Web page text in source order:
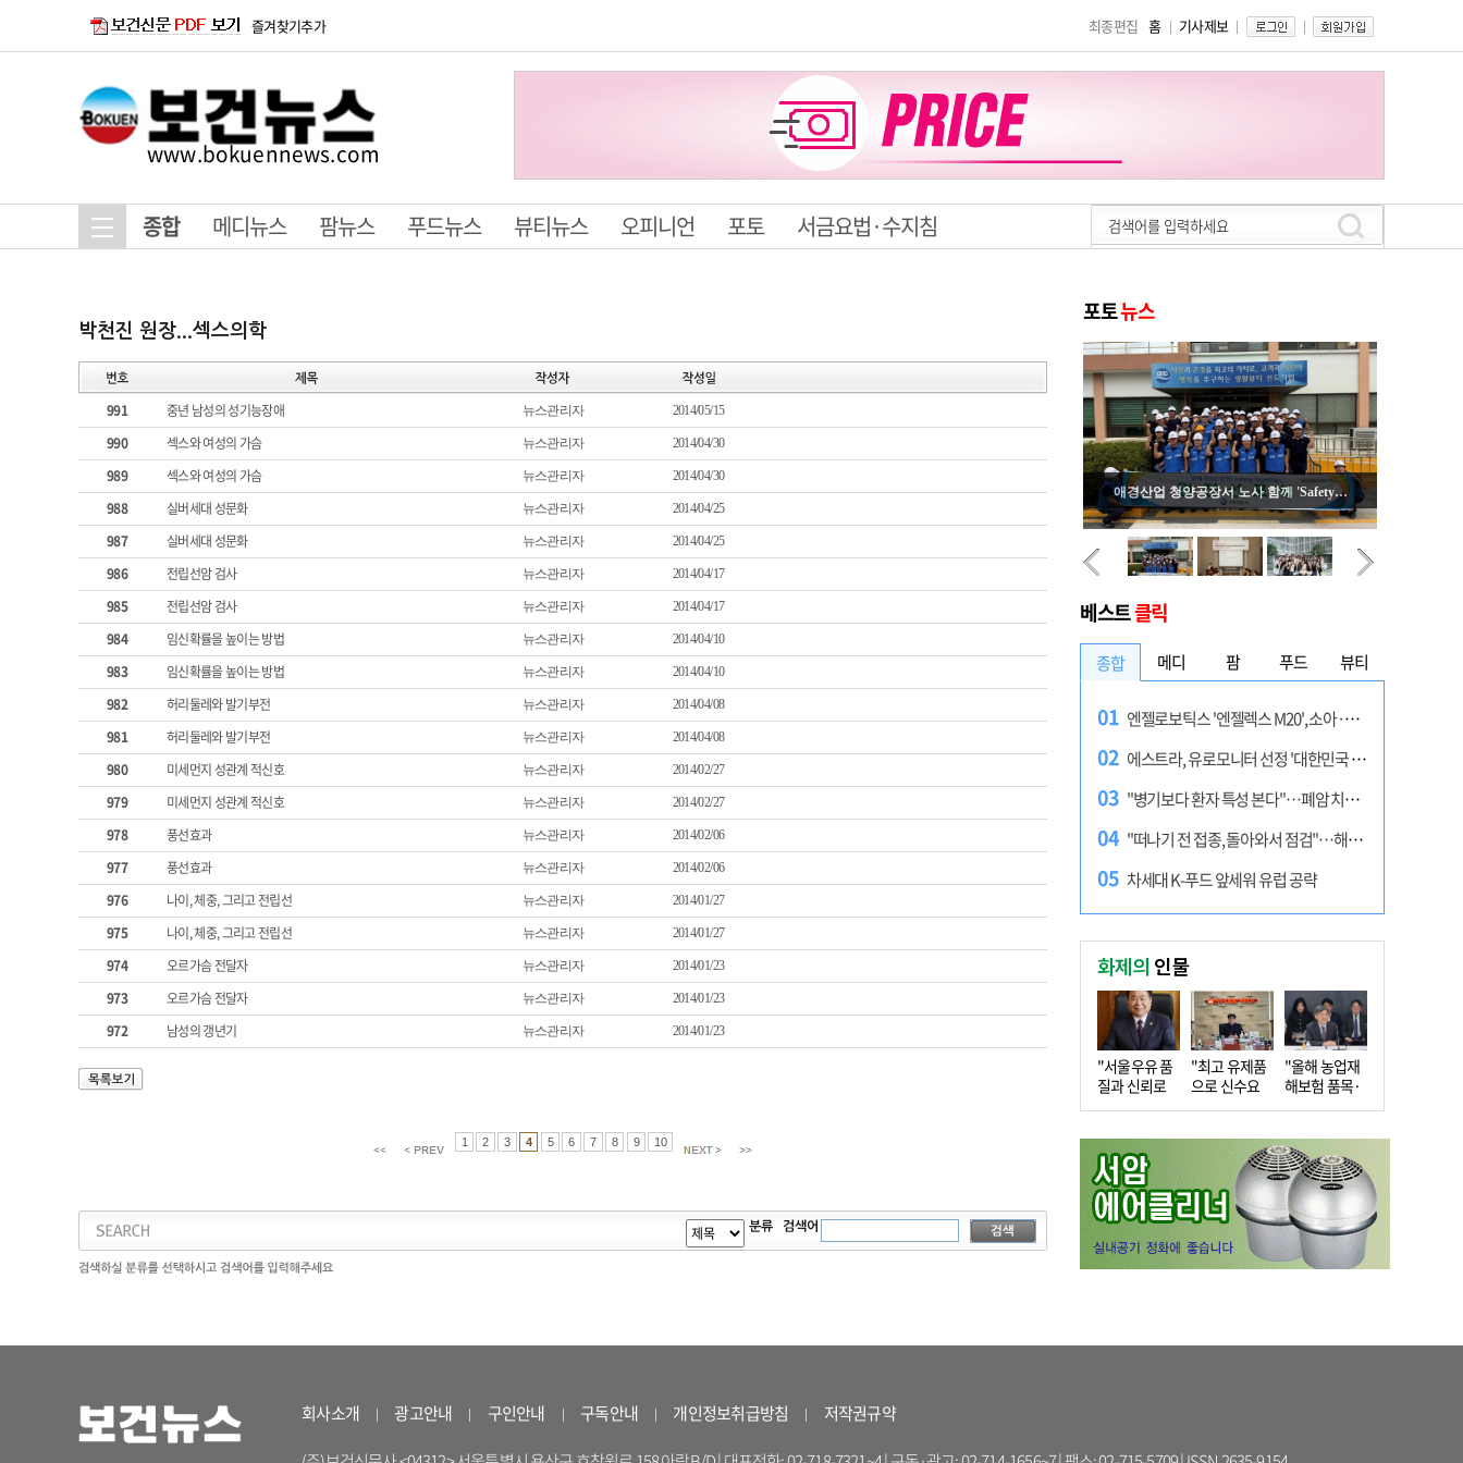
즐겨찾기추가 홈 기사제보
최종편집
www.bokuennews.com
종합 메디뉴스 팜뉴스 푸드뉴스 뷰티뉴스 오피니언 포토 서금요법·수지침
991 중년 남성의 성기능장애 뉴스관리자 2014/05/15
990 섹스와 여성의 가슴 뉴스관리자 2014/04/30
989 섹스와 여성의 가슴 뉴스관리자 2014/04/30
988 실버세대 성문화 뉴스관리자 2014/04/25
987 실버세대 성문화 뉴스관리자 2014/04/25
986 전립선암 검사 뉴스관리자 2014/04/17
985 전립선암 검사 뉴스관리자 2014/04/17
984 임신확률을 높이는 방법 뉴스관리자 2014/04/10
983 임신확률을 높이는 방법 뉴스관리자 2014/04/10
982 허리둘레와 발기부전 뉴스관리자 2014/04/08
981 허리둘레와 발기부전 뉴스관리자 2014/04/08
980 미세먼지 성관계 적신호 뉴스관리자 2014/02/27
979 미세먼지 성관계 적신호 뉴스관리자 2014/02/27
978 풍선효과 뉴스관리자 2014/02/06
977 풍선효과 뉴스관리자 2014/02/06
976 나이, 체중, 그리고 전립선 뉴스관리자 2014/01/27
975 나이, 체중, 그리고 전립선 뉴스관리자 2014/01/27
974 오르가슴 전달자 뉴스관리자 2014/01/23
973 오르가슴 전달자 뉴스관리자 2014/01/23
972 남성의 갱년기 뉴스관리자 2014/01/23
1 2 3 4 5 6 7 8 9 10
화제의 인물
"서울우유 품
질과 신뢰로
더 큰 도…
"최고 유제품
으로 신수요
창출…수…
"올해 농업재
해보험 품목·
지역 확…
회사소개 광고안내 구인안내 구독안내 개인정보취급방침
저작권규약